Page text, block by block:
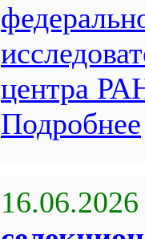
центра
Подробнее
16.06.2026